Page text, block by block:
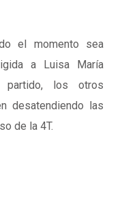
el momento sea
a Luisa María
partido, los otros
desatendiendo las
de la 4T.